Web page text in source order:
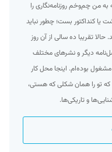
من چم‌وخم روزنامه‌نگاری را
یا کنداکتور بست؛ چطور نباید
تقریبا ده سالی از آن روز
دیگر و نشرهای مختلف
بوده‌ام. اینجا محل کار
تو را همان شکلی که هستی،
و تاریکی‌ها.